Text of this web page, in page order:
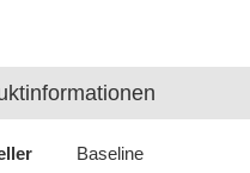
Baseline